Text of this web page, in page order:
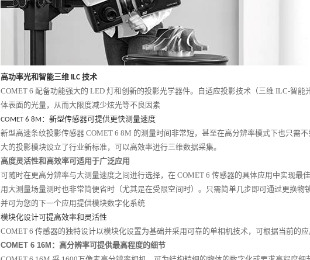
高功率光和智能三维 ILC 技术
COMET 6 配备功能强大的 LED 灯和创新的投影光学器件。自适应投影技术（三维 ILC-智能
体表面的光量，从而大限度减少炫光等不良因素
COMET 6 8M ：新型传感器可提供更快测量速度
新型高速条纹投影传感器 COMET 6 8M 的测量时间非常短，甚至在高分辨率模式下也只需
大的投影模块设立了行业新标准，可以高效率进行三维数据采集。
高度灵活性和高效率可适用于广泛应用
可随时在更高分辨率与大测量速度之间进行选择，在 COMET 6 传感器的具体应用中实现最
用大测量场量测时也非常简便省时（尤其是在受限空间时）。只需简单几步即可通过更换物
并可为您的下一个应用提供模块数字化系统
模块化设计可提高效率和灵活性
COMET 6 传感器的独特设计以模块化设置为基础并采用可靠的单相机技术，可根据当前的应
COMET 6 16M ：高分辨率可提供最高程度的细节